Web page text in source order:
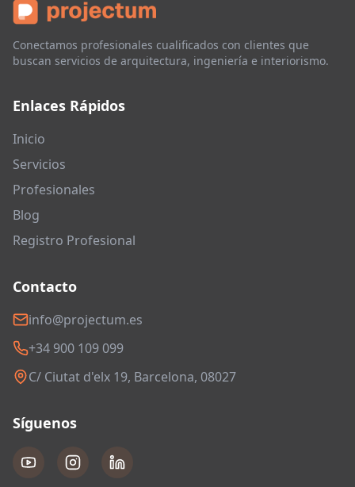
Conectamos profesionales cualificados con clientes que
buscan servicios de arquitectura, ingeniería e interiorismo.
Enlaces Rápidos
Inicio
Servicios
Profesionales
Blog
Registro Profesional
Contacto
info@projectum.es
+34 900 109 099
C/ Ciutat d'elx 19, Barcelona, 08027
Síguenos